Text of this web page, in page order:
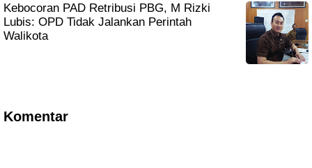
Kebocoran PAD Retribusi PBG, M Rizki
Lubis: OPD Tidak Jalankan Perintah
Walikota
Komentar